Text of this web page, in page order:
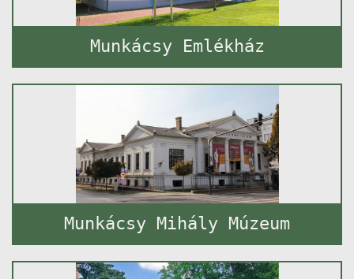
Munkácsy Emlékház
Munkácsy Mihály Múzeum